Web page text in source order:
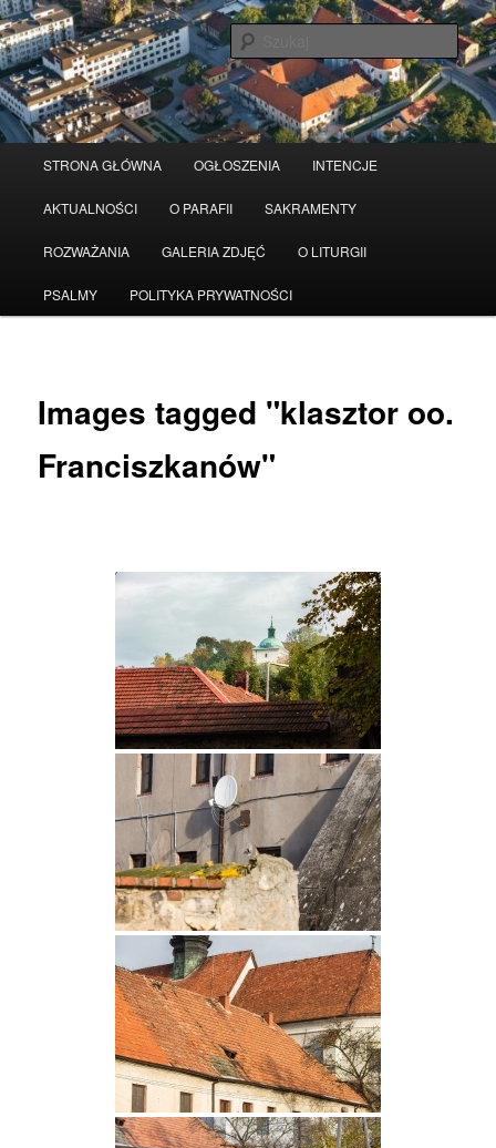
Przeskocz
do
tekstu
STRONA GŁÓWNA OGŁOSZENIA INTENCJE
AKTUALNOŚCI O PARAFII SAKRAMENTY
ROZWAŻANIA GALERIA ZDJĘĆ O LITURGII
PSALMY POLITYKA PRYWATNOŚCI
Images tagged "klasztor oo.
Franciszkanów"
Serwis wykorzystuje pliki Cookies Czytaj więcej odrzuć